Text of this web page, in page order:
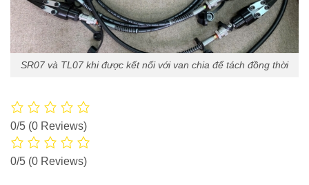
SR07 và TL07 khi được kết nối với van chia để tách đồng thời
0/5 (0 Reviews)
0/5 (0 Reviews)